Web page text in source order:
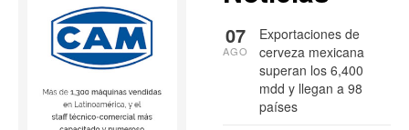
Exportaciones de
cerveza mexicana
superan los 6,400
mdd y llegan a 98
países
07
AGO